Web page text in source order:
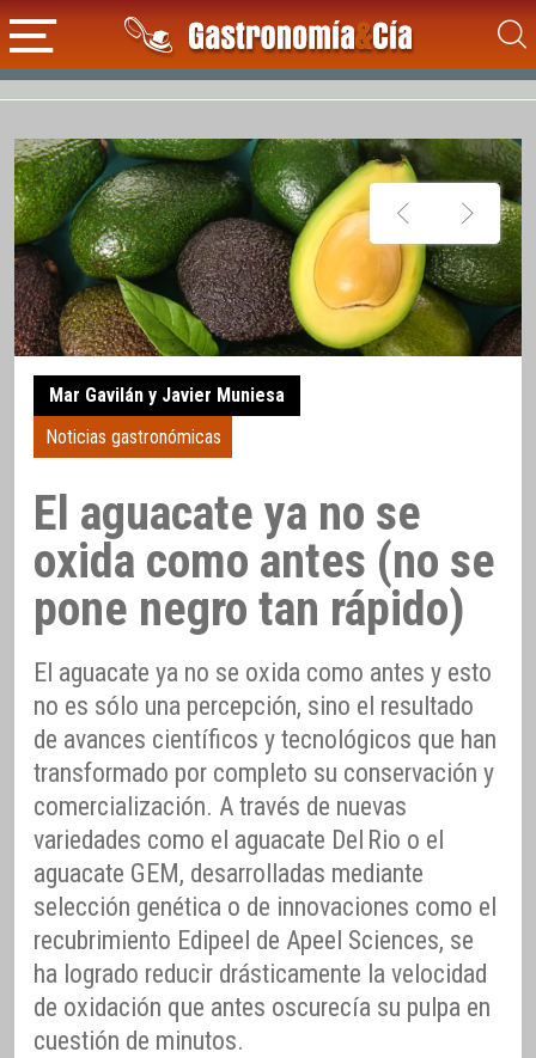
Mar Gavilán y Javier Muniesa
Noticias gastronómicas
El aguacate ya no se
oxida como antes (no se
pone negro tan rápido)
El aguacate ya no se oxida como antes y esto
no es sólo una percepción, sino el resultado
de avances científicos y tecnológicos que han
transformado por completo su conservación y
comercialización. A través de nuevas
variedades como el aguacate Del Rio o el
aguacate GEM, desarrolladas mediante
selección genética o de innovaciones como el
recubrimiento Edipeel de Apeel Sciences, se
ha logrado reducir drásticamente la velocidad
de oxidación que antes oscurecía su pulpa en
cuestión de minutos.